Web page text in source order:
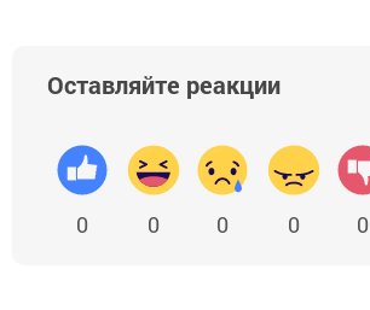
Оставляйте реакции
0 0 0 0 0